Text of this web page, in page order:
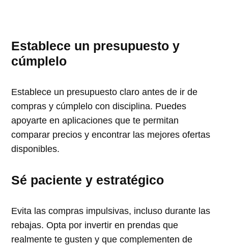
Establece un presupuesto y
cúmplelo
Establece un presupuesto claro antes de ir de
compras y cúmplelo con disciplina. Puedes
apoyarte en aplicaciones que te permitan
comparar precios y encontrar las mejores ofertas
disponibles.
Sé paciente y estratégico
Evita las compras impulsivas, incluso durante las
rebajas. Opta por invertir en prendas que
realmente te gusten y que complementen de